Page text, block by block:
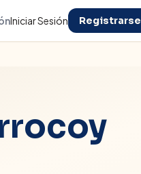
Iniciar Sesión Registrarse